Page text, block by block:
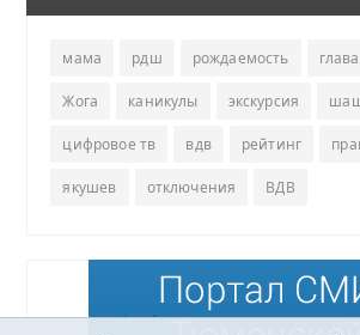
мама рдш рождаемость
Жога каникулы экскурсия
цифровое тв вдв рейтинг
якушев отключения ВДВ